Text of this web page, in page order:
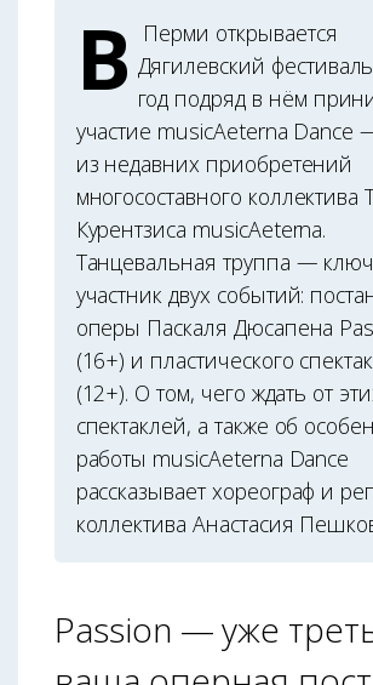
В
Перми открывается
Дягилевский
год подряд в нём
участие musicAeterna Dance
из недавних приобретений
многосоставного коллектива
Курентзиса musicAeterna.
Танцевальная труппа —
участник двух событий:
оперы Паскаля Дюсапена
(16+) и пластического
(12+). О том, чего ждать от
спектаклей, а также об
работы musicAeterna Dance
рассказывает хореограф и
коллектива Анастасия
Passion — уже